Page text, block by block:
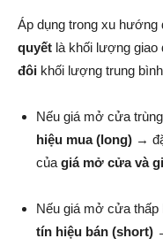
Áp dụng trong xu hướng
quyết là khối lượng giao
đôi khối lượng trung
Nếu giá mở cửa
hiệu mua (long) →
của giá mở cửa và
Nếu giá mở cửa thấp
tín hiệu bán (short)